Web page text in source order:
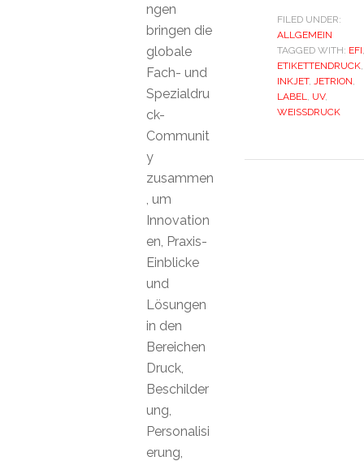
FILED UNDER:
ALLGEMEIN
TAGGED WITH: EFI,
ETIKETTENDRUCK,
INKJET, JETRION,
LABEL, UV,
WEISSDRUCK
ngen
bringen die
globale
Fach- und
Spezialdru
ck-
Communit
y
zusammen
, um
Innovation
en, Praxis-
Einblicke
und
Lösungen
in den
Bereichen
Druck,
Beschilder
ung,
Personalisi
erung,